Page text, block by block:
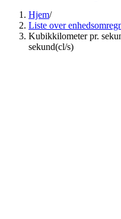
Hjem/
Liste over
Kubikkilometer pr.
sekund(cl/s)